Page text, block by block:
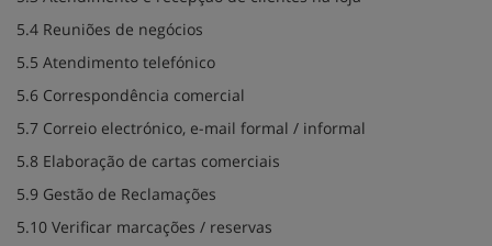
5.4 Reuniões de negócios
5.5 Atendimento telefónico
5.6 Correspondência comercial
5.7 Correio electrónico, e-mail formal / informal
5.8 Elaboração de cartas comerciais
5.9 Gestão de Reclamações
5.10 Verificar marcações / reservas